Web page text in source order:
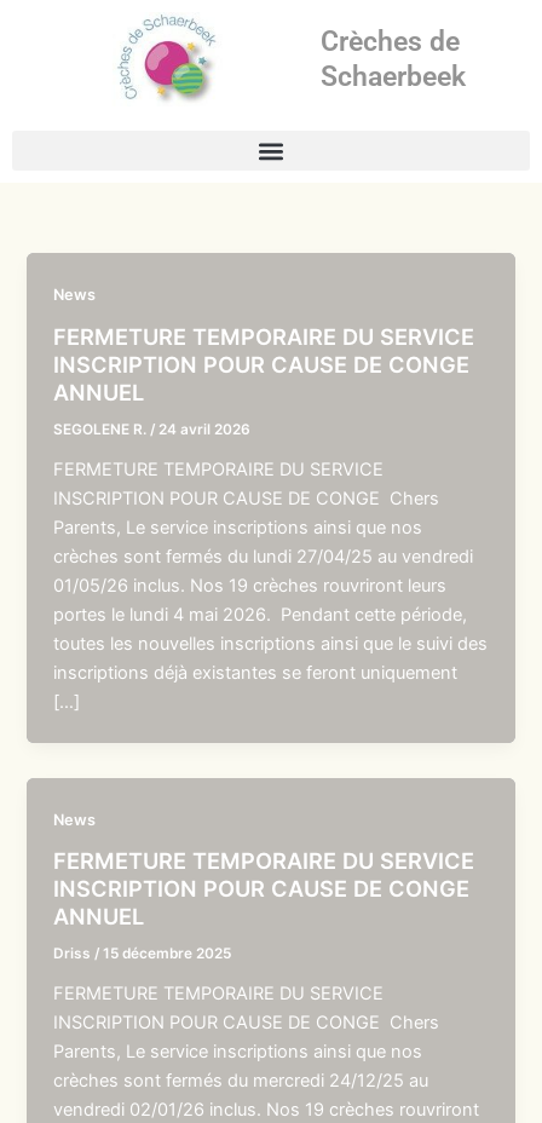
Crèches de
Schaerbeek
News
FERMETURE TEMPORAIRE DU SERVICE
INSCRIPTION POUR CAUSE DE CONGE
ANNUEL
SEGOLENE R. / 24 avril 2026
FERMETURE TEMPORAIRE DU SERVICE
INSCRIPTION POUR CAUSE DE CONGE Chers
Parents, Le service inscriptions ainsi que nos
crèches sont fermés du lundi 27/04/25 au vendredi
01/05/26 inclus. Nos 19 crèches rouvriront leurs
portes le lundi 4 mai 2026. Pendant cette période,
toutes les nouvelles inscriptions ainsi que le suivi des
inscriptions déjà existantes se feront uniquement
[…]
News
FERMETURE TEMPORAIRE DU SERVICE
INSCRIPTION POUR CAUSE DE CONGE
ANNUEL
Driss /15 décembre 2025
FERMETURE TEMPORAIRE DU SERVICE
INSCRIPTION POUR CAUSE DE CONGE Chers
Parents, Le service inscriptions ainsi que nos
crèches sont fermés du mercredi 24/12/25 au
vendredi 02/01/26 inclus. Nos 19 crèches rouvriront